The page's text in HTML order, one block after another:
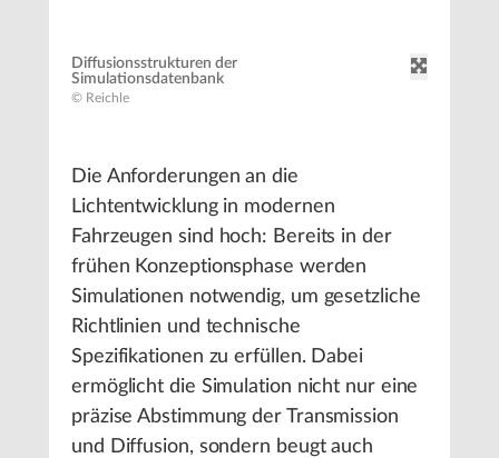
Diffusionsstrukturen der
Simulationsdatenbank
© Reichle
Die Anforderungen an die
Lichtentwicklung in modernen
Fahrzeugen sind hoch: Bereits in der
frühen Konzeptionsphase werden
Simulationen notwendig, um gesetzliche
Richtlinien und technische
Spezifikationen zu erfüllen. Dabei
ermöglicht die Simulation nicht nur eine
präzise Abstimmung der Transmission
und Diffusion, sondern beugt auch